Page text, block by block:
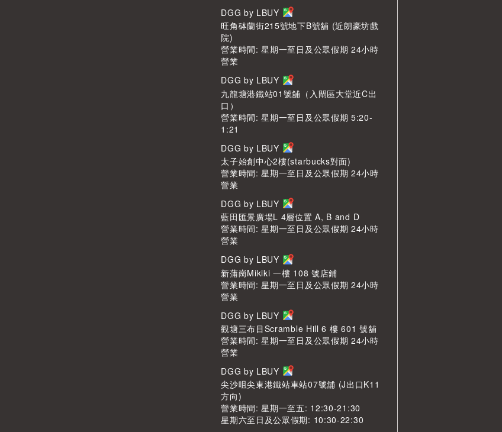
DGG by LBUY
旺角砵蘭街215號地下B號舖 (近朗豪坊戲
院)
營業時間: 星期一至日及公眾假期 24小時
營業
DGG by LBUY
九龍塘港鐵站01號舖（入閘區大堂近C出
口）
營業時間: 星期一至日及公眾假期 5:20-
1:21
DGG by LBUY
太子始創中心2樓(starbucks對面)
營業時間: 星期一至日及公眾假期 24小時
營業
DGG by LBUY
藍田匯景廣場L 4層位置 A, B and D
營業時間: 星期一至日及公眾假期 24小時
營業
DGG by LBUY
新蒲崗Mikiki 一樓 108 號店鋪
營業時間: 星期一至日及公眾假期 24小時
營業
DGG by LBUY
觀塘三布目Scramble Hill 6 樓 601 號舖
營業時間: 星期一至日及公眾假期 24小時
營業
DGG by LBUY
尖沙咀尖東港鐵站車站07號舖 (J出口K11
方向)
營業時間: 星期一至五: 12:30-21:30
星期六至日及公眾假期: 10:30-22:30